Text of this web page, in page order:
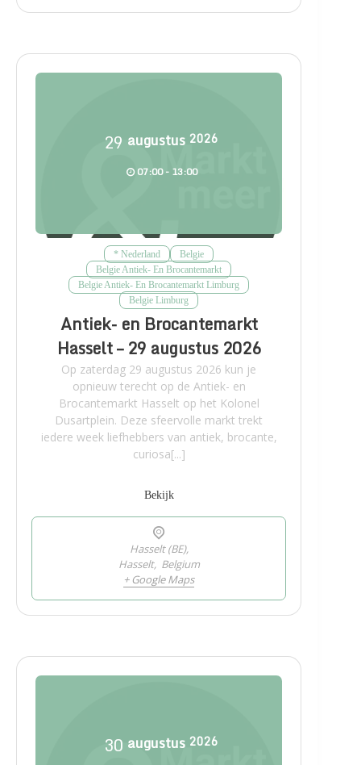
29 augustus 2026
07:00 - 13:00
* Nederland
Belgie
Belgie Antiek- En Brocantemarkt
Belgie Antiek- En Brocantemarkt Limburg
Belgie Limburg
Antiek- en Brocantemarkt
Hasselt – 29 augustus 2026
Op zaterdag 29 augustus 2026 kun je
opnieuw terecht op de Antiek- en
Brocantemarkt Hasselt op het Kolonel
Dusartplein. Deze sfeervolle markt trekt
iedere week liefhebbers van antiek, brocante,
curiosa[...]
Bekijk
Hasselt (BE),
Hasselt, Belgium
+ Google Maps
30 augustus 2026